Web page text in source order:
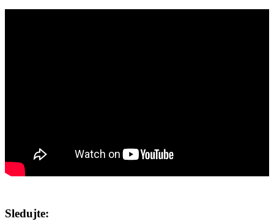
Sledujte: